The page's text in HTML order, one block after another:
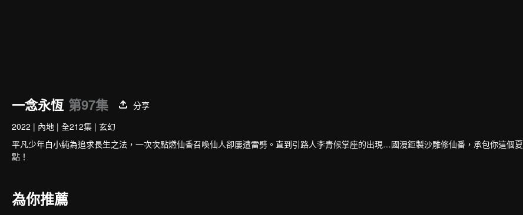
一念永恆 第97集
分享
2022 | 內地 | 全212集 | 玄幻
平凡少年白小純為追求長生之法，一次次點燃仙香召喚仙人卻屢遭雷劈。直到引路人李青候掌座的出現…國漫鉅製沙雕修仙番，承包你這個
點！
為你推薦